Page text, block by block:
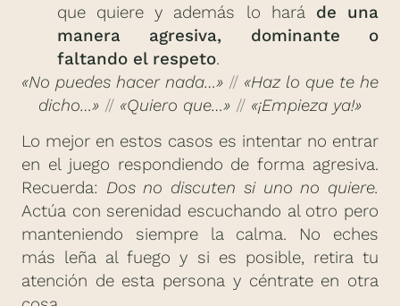
que quiere y además lo hará de una
manera agresiva, dominante o
faltando el respeto.
«No puedes hacer nada…» // «Haz lo que te he
dicho…» // «Quiero que…» // «¡Empieza ya!»
Lo mejor en estos casos es intentar no entrar
en el juego respondiendo de forma agresiva.
Recuerda: Dos no discuten si uno no quiere.
Actúa con serenidad escuchando al otro pero
manteniendo siempre la calma. No eches
más leña al fuego y si es posible, retira tu
atención de esta persona y céntrate en otra